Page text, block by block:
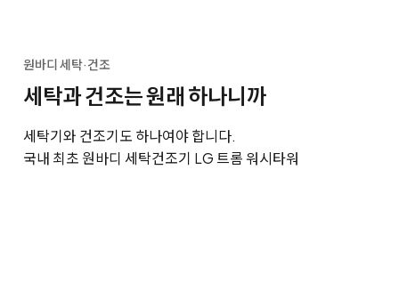
원바디 세탁·건조
세탁과 건조는 원래 하나니까
세탁기와 건조기도 하나여야 합니다.
국내 최초 원바디 세탁건조기 LG 트롬 워시타워